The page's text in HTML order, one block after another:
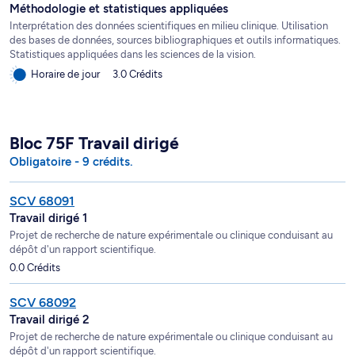
Méthodologie et statistiques appliquées
Interprétation des données scientifiques en milieu clinique. Utilisation
des bases de données, sources bibliographiques et outils informatiques.
Statistiques appliquées dans les sciences de la vision.
Horaire de jour
3.0 Crédits
Bloc 75F Travail dirigé
Obligatoire - 9 crédits.
SCV 68091
Travail dirigé 1
Projet de recherche de nature expérimentale ou clinique conduisant au
dépôt d'un rapport scientifique.
0.0 Crédits
SCV 68092
Travail dirigé 2
Projet de recherche de nature expérimentale ou clinique conduisant au
dépôt d'un rapport scientifique.